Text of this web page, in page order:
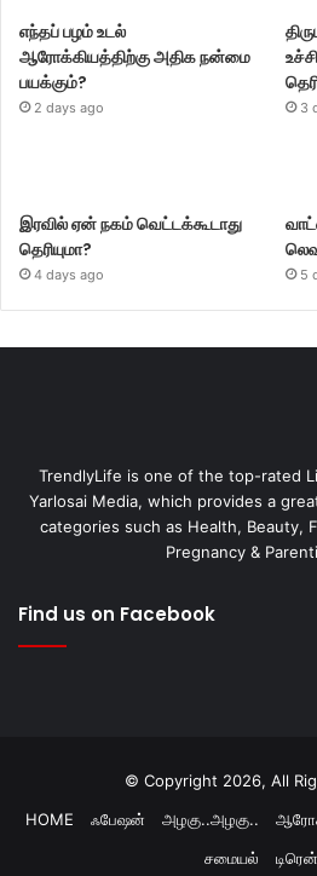
எந்தப் பழம் உடல்
ஆரோக்கியத்திற்கு அதிக நன்மை
பயக்கும்?
2 days ago 3
இரவில் ஏன் நகம் வெட்டக்கூடாது
தெரியுமா?
4 days ago 5
TrendlyLife is one of the top-rated
Yarlosai Media, which provides a
categories such as Health, Beauty,
Pregnancy &
Find us on Facebook
© Copyright 2026, All
HOME
ஃபேஷன் அழகு..அழகு..
சமையல்